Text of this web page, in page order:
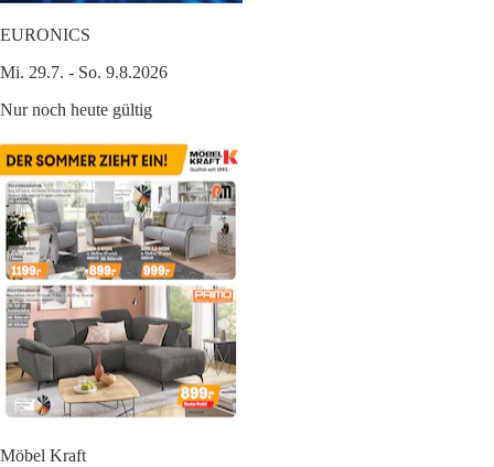
EURONICS
Mi. 29.7. - So. 9.8.2026
Nur noch heute gültig
Möbel Kraft